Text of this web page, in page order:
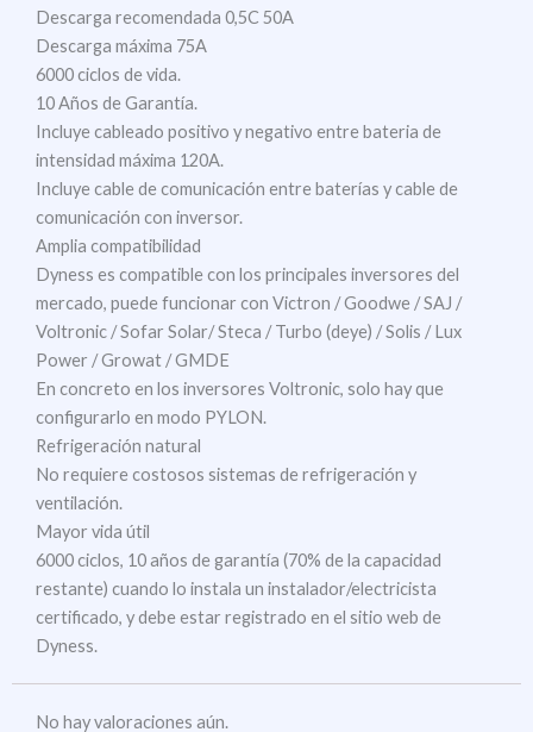
Descarga recomendada 0,5C 50A
Descarga máxima 75A
6000 ciclos de vida.
10 Años de Garantía.
Incluye cableado positivo y negativo entre bateria de
intensidad máxima 120A.
Incluye cable de comunicación entre baterías y cable de
comunicación con inversor.
Amplia compatibilidad
Dyness es compatible con los principales inversores del
mercado, puede funcionar con Victron / Goodwe / SAJ /
Voltronic / Sofar Solar/ Steca / Turbo (deye) / Solis / Lux
Power / Growat / GMDE
En concreto en los inversores Voltronic, solo hay que
configurarlo en modo PYLON.
Refrigeración natural
No requiere costosos sistemas de refrigeración y
ventilación.
Mayor vida útil
6000 ciclos, 10 años de garantía (70% de la capacidad
restante) cuando lo instala un instalador/electricista
certificado, y debe estar registrado en el sitio web de
Dyness.
No hay valoraciones aún.